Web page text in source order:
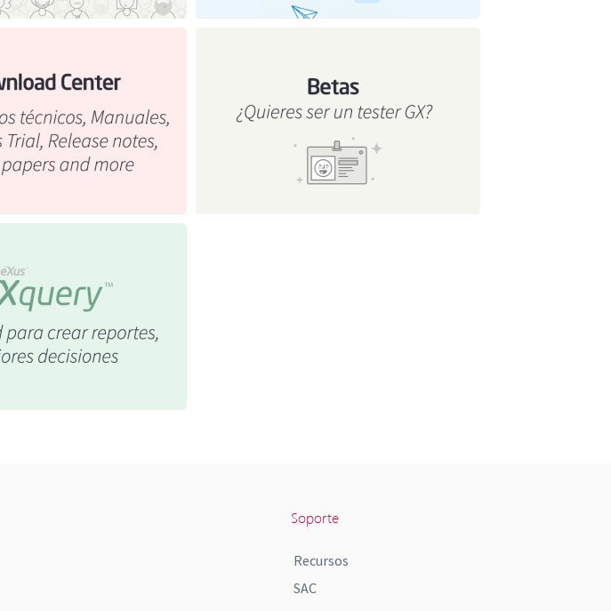
Soporte
Recursos
SAC